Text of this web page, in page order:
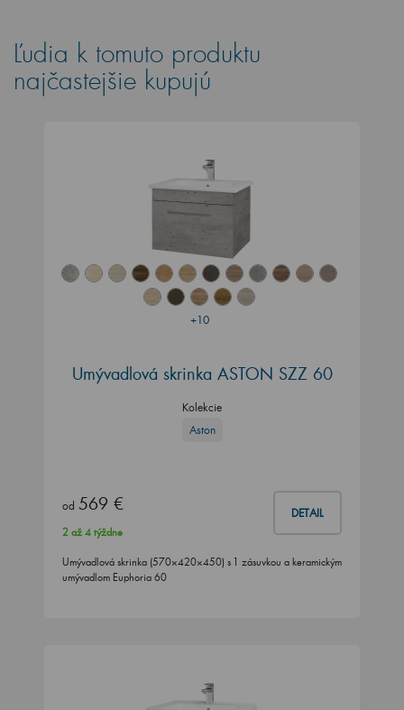
Ľudia k tomuto produktu
najčastejšie kupujú
+10
Umývadlová skrinka ASTON SZZ 60
Kolekcie
Aston
od 569 € DETAIL
2 až 4 týždne
Umývadlová skrinka (570×420×450) s 1 zásuvkou a keramickým
umývadlom Euphoria 60